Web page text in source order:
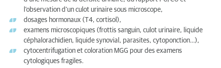
l’observation d’un culot urinaire sous microscope,
dosages hormonaux (T4, cortisol),
examens microscopiques (frottis sanguin, culot urinaire, liquide
céphalorachidien, liquide synovial, parasites, cytoponction…),
cytocentrifugation et coloration MGG pour des examens
cytologiques fragiles.